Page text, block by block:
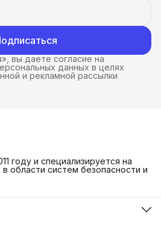
вы даете согласие на
данных в целях
и рекламной рассылки
году и специализируется на
области систем безопасности и